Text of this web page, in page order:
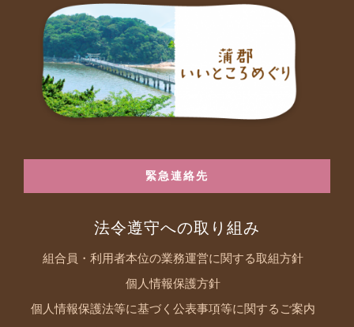
緊急連絡先
法令遵守への取り組み
組合員・利用者本位の業務運営に関する取組方針
個人情報保護方針
個人情報保護法等に基づく公表事項等に関するご案内